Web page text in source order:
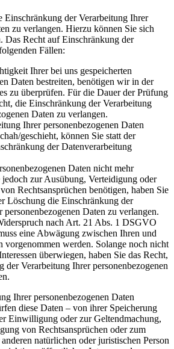
Einschränkung der Verarbeitung Ihrer
zu verlangen. Hierzu können Sie sich
Das Recht auf Einschränkung der
Fällen:
Ihrer bei uns gespeicherten
Daten bestreiten, benötigen wir in der
zu überprüfen. Für die Dauer der Prüfung
die Einschränkung der Verarbeitung
Daten zu verlangen.
Ihrer personenbezogenen Daten
geschieht, können Sie statt der
der Datenverarbeitung
Daten nicht mehr
jedoch zur Ausübung, Verteidigung oder
Rechtsansprüchen benötigen, haben Sie
Löschung die Einschränkung der
personenbezogenen Daten zu verlangen.
nach Art. 21 Abs. 1 DSGVO
eine Abwägung zwischen Ihren und
vorgenommen werden. Solange noch nicht
überwiegen, haben Sie das Recht,
der Verarbeitung Ihrer personenbezogenen
Ihrer personenbezogenen Daten
diese Daten – von ihrer Speicherung
Einwilligung oder zur Geltendmachung,
von Rechtsansprüchen oder zum
natürlichen oder juristischen Person